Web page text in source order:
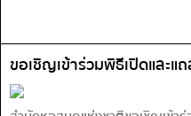
ขอเชิญเข้าร่วมพิธีเปิดและ